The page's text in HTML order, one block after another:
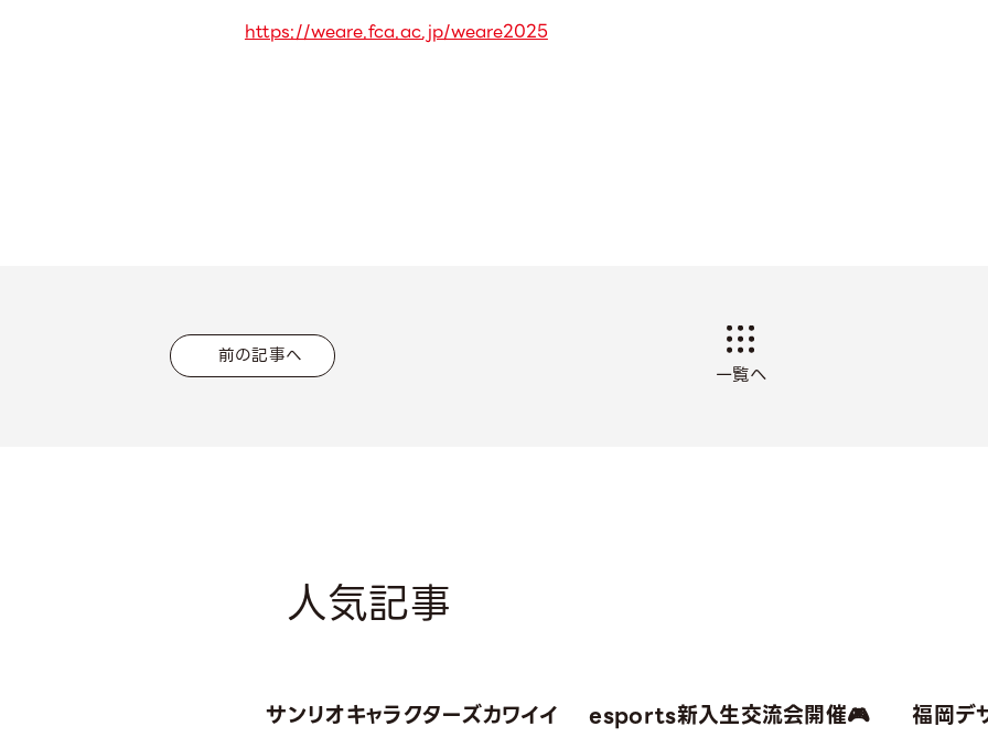
https://weare.fca.ac.jp/weare2025
前の記事へ
一覧へ
人気記事
サンリオキャラクターズカワイイ
esports新入生交流会開催🎮
福岡デ